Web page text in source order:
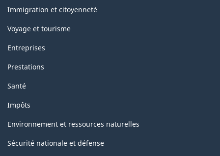
sujets
Immigration et citoyenneté
Voyage et tourisme
Entreprises
Prestations
Santé
Impôts
Environnement et ressources naturelles
Sécurité nationale et défense